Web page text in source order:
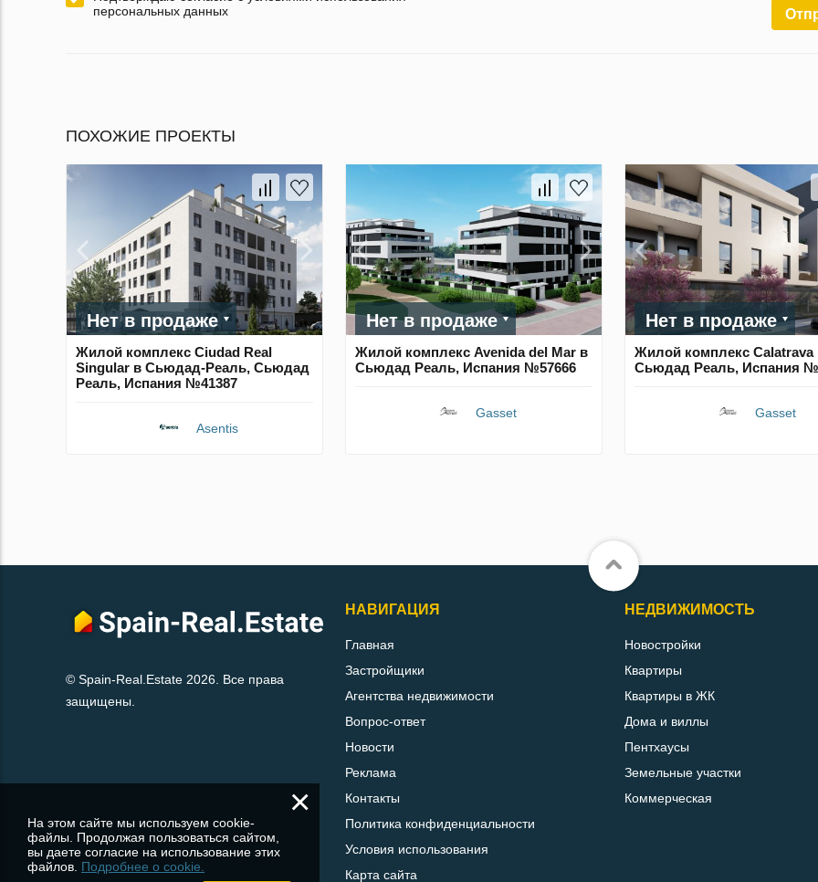
персональных данных
ПОХОЖИЕ ПРОЕКТЫ
Нет в продаже
Жилой комплекс Ciudad Real
Singular в Сьюдад-Реаль, Сьюдад
Реаль, Испания №41387
Asentis
Нет в продаже
Жилой комплекс Avenida del Mar в
Сьюдад Реаль, Испания №57666
Gasset
Нет в продаже
Жилой комплекс Calatrava
Сьюдад Реаль, Испания
Gasset
© Spain-Real.Estate 2026. Все права
защищены.
НАВИГАЦИЯ
Главная
Застройщики
Агентства недвижимости
Вопрос-ответ
Новости
Реклама
Контакты
Политика конфиденциальности
Условия использования
Карта сайта
НЕДВИЖИМОСТЬ
Новостройки
Квартиры
Квартиры в ЖК
Дома и виллы
Пентхаусы
Земельные участки
Коммерческая
×
На этом сайте мы используем cookie-
файлы. Продолжая пользоваться сайтом,
вы даете согласие на использование этих
файлов. Подробнее о cookie.